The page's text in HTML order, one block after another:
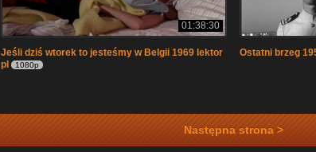
01:38:30
Jeśli dziś wtorek to jesteśmy w Belgii 1969 lektor
pl
1080p
Ostatni brzeg
Następna strona >